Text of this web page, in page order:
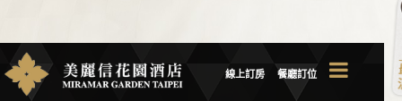
線上訂房 餐廳訂位